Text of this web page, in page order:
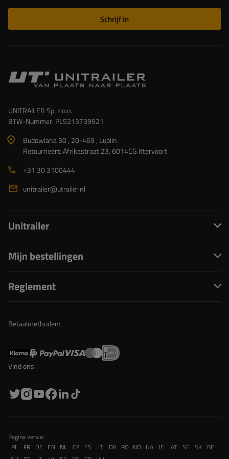
Schrijf in
UNITRAILER Sp. z o.o.
BTW-Nummer: PL5213739921
Budowlana 30 , 20-469 , Lublin
Retourneert: Afrikastraat 23, 6014CG Ittervoort
+31 30 3100444
unitrailer@utrailer.nl
Unitrailer
Mijn bestellingen
Reglement
Betaalmethoden:
Vind ons:
Pagina versie:
PL
FR DE EN NL CZ ES IT DK RO NO UA IE AT SE SK BE